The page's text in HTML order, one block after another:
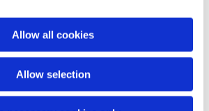
Allow all cookies
Allow selection